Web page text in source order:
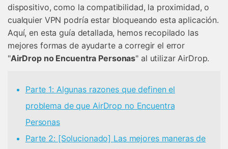
dispositivo, como la compatibilidad, la proximidad, o
cualquier VPN podría estar bloqueando esta aplicación.
Aquí, en esta guía detallada, hemos recopilado las
mejores formas de ayudarte a corregir el error
"AirDrop no Encuentra Personas" al utilizar AirDrop.
Parte 1: Algunas razones que definen el
problema de que AirDrop no Encuentra
Personas
Parte 2: [Solucionado] Las mejores maneras de